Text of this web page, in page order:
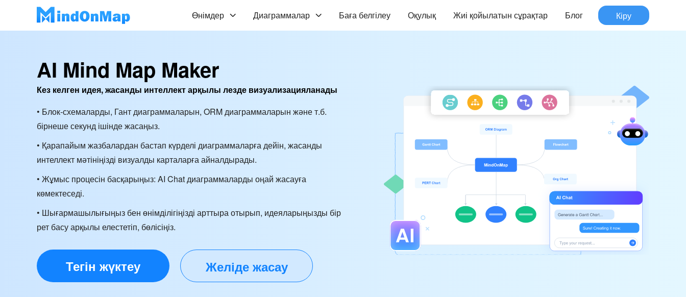
Өнімдер Диаграммалар Баға белгілеу Оқулық Жиі қойылатын сұрақтар Блог Кіру
AI Mind Map Maker
Кез келген идея, жасанды интеллект арқылы лезде визуализацияланады
• Блок-схемаларды, Гант диаграммаларын, ORM диаграммаларын және т.б.
бірнеше секунд ішінде жасаңыз.
• Қарапайым жазбалардан бастап күрделі диаграммаларға дейін, жасанды
интеллект мәтініңізді визуалды карталарға айналдырады.
• Жұмыс процесін басқарыңыз: AI Chat диаграммаларды оңай жасауға
көмектеседі.
• Шығармашылығыңыз бен өнімділігіңізді арттыра отырып, идеяларыңызды бір
рет басу арқылы елестетіп, бөлісіңіз.
Тегін жүктеу Желіде жасау